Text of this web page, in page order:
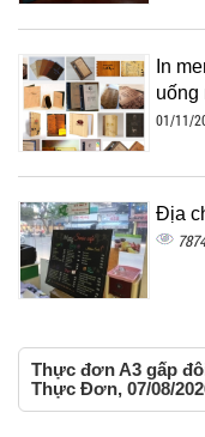
In
uống
01/11/
Địa
7874
Thực đơn A3 gấp
Thực Đơn, 07/08/